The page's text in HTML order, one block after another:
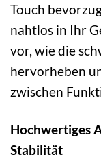
Touch
nahtlos in Ihr
vor, wie die
hervorheben
zwischen
Hochwertiges
Stabilität